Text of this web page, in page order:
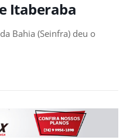
Itaberaba
Bahia (Seinfra) deu o